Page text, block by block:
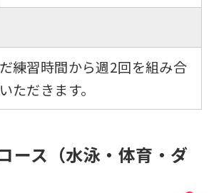
練習時間から週2回を組み合
ただきます。
ース（水泳・体育・ダ
page.
if
you
use
automatic
translation